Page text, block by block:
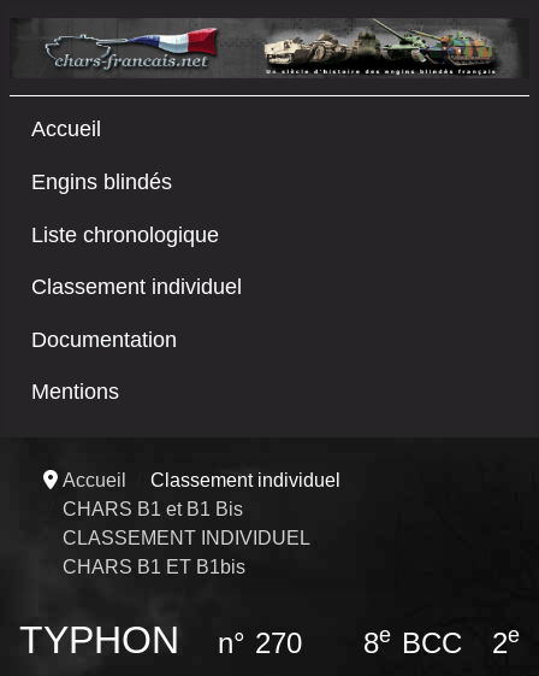
Accueil
Engins blindés
Liste chronologique
Classement individuel
Documentation
Mentions
Accueil
Classement individuel
CHARS B1 et B1 Bis
CLASSEMENT INDIVIDUEL
CHARS B1 ET B1bis
TYPHON n° 270 8e BCC 2e